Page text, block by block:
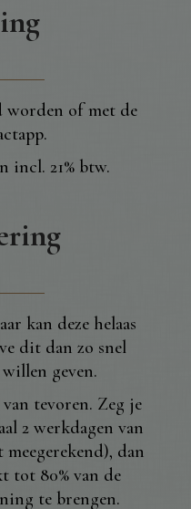
worden of met de
incl. 21% btw.
kan deze helaas
dit dan zo snel
geven.
tevoren. Zeg je
2 werkdagen van
dan
tot 80% van de
te brengen.